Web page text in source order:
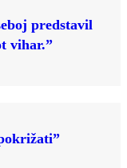
predstavil
vihar.”